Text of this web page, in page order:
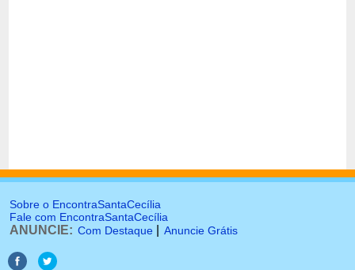
Sobre o EncontraSantaCecília
Fale com EncontraSantaCecília
ANUNCIE: Com Destaque Anuncie Grátis